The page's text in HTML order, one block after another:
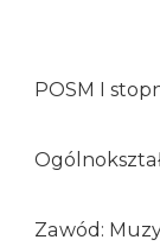
POSM I
Zawód: